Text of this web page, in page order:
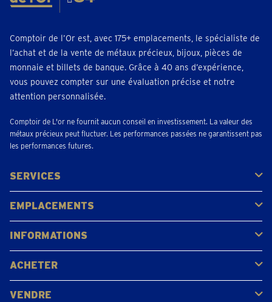
Comptoir de l’Or est, avec 175+ emplacements, le spécialiste de
l’achat et de la vente de métaux précieux, bijoux, pièces de
monnaie et billets de banque. Grâce à 40 ans d’expérience,
vous pouvez compter sur une évaluation précise et notre
attention personnalisée.
Comptoir de L'or ne fournit aucun conseil en investissement. La valeur des
métaux précieux peut fluctuer. Les performances passées ne garantissent pas
les performances futures.
SERVICES
Acheter
Vendre
Vente aux enchères
EMPLACEMENTS
Gerpinnes
Liège
Namur
Waterloo
Woluwe-Saint-Lambert
Voir tous les emplacements
INFORMATIONS
FAQ
Avis clients
ACHETER
Acheter de l'or
Acheter des pièces
Acheter de l'argent
VENDRE